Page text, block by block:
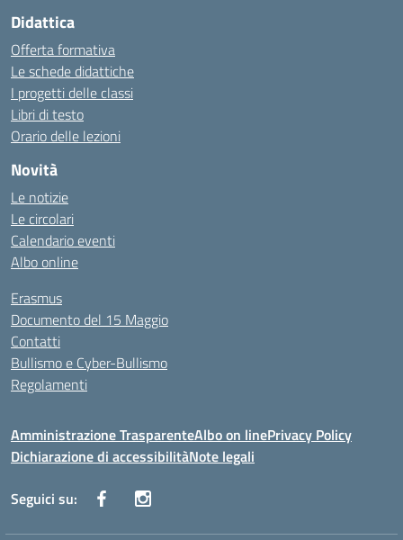
Didattica
Offerta formativa
Le schede didattiche
I progetti delle classi
Libri di testo
Orario delle lezioni
Novità
Le notizie
Le circolari
Calendario eventi
Albo online
Erasmus
Documento del 15 Maggio
Contatti
Bullismo e Cyber-Bullismo
Regolamenti
Amministrazione TrasparenteAlbo on linePrivacy Policy
Dichiarazione di accessibilitàNote legali
Seguici su: